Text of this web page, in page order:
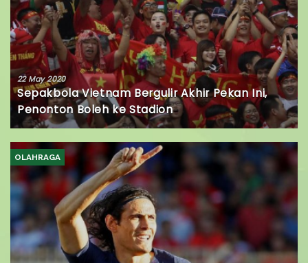
22 May 2020
Sepakbola Vietnam Bergulir Akhir Pekan Ini,
Penonton Boleh ke Stadion
OLAHRAGA